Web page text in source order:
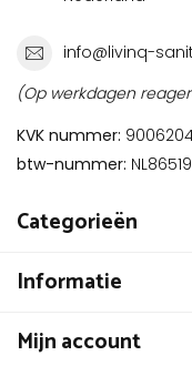
info@livinq-
(Op werkdagen
KVK nummer:
btw-nummer:
Categorieën
Informatie
Mijn account